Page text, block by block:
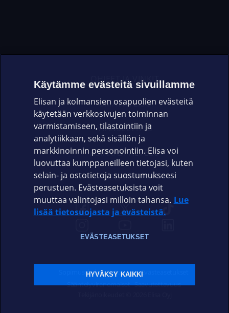
OHJEET JA VINKIT
OMAYHTEISÖ
VIANSELVITYS
ASIAKASPALVELU
ELISA.FI
Sopimusehdot Tietosuoja Evästeasetukset
Sääntelyviranomaiset Saavutettavuus
Käytämme evästeitä sivuillamme
Elisan ja kolmansien osapuolien evästeitä
käytetään verkkosivujen toiminnan
varmistamiseen, tilastointiin ja
analytiikkaan, sekä sisällön ja
markkinoinnin personointiin. Elisa voi
luovuttaa kumppaneilleen tietojasi, kuten
selain- ja ostotietoja suostumukseesi
perustuen. Evästeasetuksista voit
muuttaa valintojasi milloin tahansa. Lue
lisää tietosuojasta ja evästeistä.
EVÄSTEASETUKSET
HYVÄKSY KAIKKI